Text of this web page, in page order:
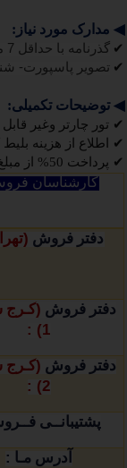
◀ مدارک مورد نیاز:
✔ گذرنامه با حداقل 7 ماه اعتبار
✔ تصویر پاسپورت-
◀توضیحات تکمیلی:
✔ تور چارتر وغیر
✔
اطلاع از هزینه بلیط کودک زیر 5 سال
✔ پرداخت 50% از مبلغ تور هنگام عقد قرارداد الزامی میباشد
کارشناسان
دفتر فروش (
دفتر فروش (کـرج
1) :
دفتر فروش (کـرج
2) :
پشتیبانــی
آدرس مـا :